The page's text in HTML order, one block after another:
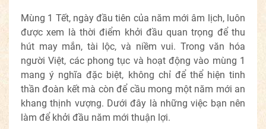
Mùng 1 Tết, ngày đầu tiên của năm mới âm lịch, luôn
được xem là thời điểm khởi đầu quan trọng để thu
hút may mắn, tài lộc, và niềm vui. Trong văn hóa
người Việt, các phong tục và hoạt động vào mùng 1
mang ý nghĩa đặc biệt, không chỉ để thể hiện tinh
thần đoàn kết mà còn để cầu mong một năm mới an
khang thịnh vượng. Dưới đây là những việc bạn nên
làm để khởi đầu năm mới thuận lợi.